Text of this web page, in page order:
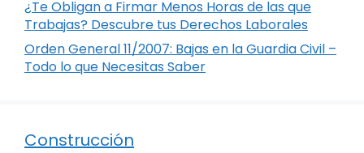
¿Te Obligan a Firmar Menos Horas de las que
Trabajas? Descubre tus Derechos Laborales
Orden General 11/2007: Bajas en la Guardia Civil –
Todo lo que Necesitas Saber
Construcción